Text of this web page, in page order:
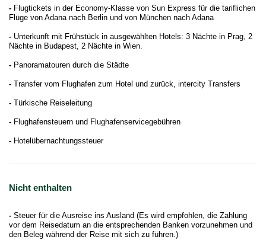
- Flugtickets in der Economy-Klasse von Sun Express für die tariflichen
Flüge von Adana nach Berlin und von München nach Adana
- Unterkunft mit Frühstück in ausgewählten Hotels: 3 Nächte in Prag, 2
Nächte in Budapest, 2 Nächte in Wien.
- Panoramatouren durch die Städte
- Transfer vom Flughafen zum Hotel und zurück, intercity Transfers
- Türkische Reiseleitung
- Flughafensteuern und Flughafenservicegebühren
- Hotelübernachtungssteuer
Nicht enthalten
- Steuer für die Ausreise ins Ausland (Es wird empfohlen, die Zahlung
vor dem Reisedatum an die entsprechenden Banken vorzunehmen und
den Beleg während der Reise mit sich zu führen.)